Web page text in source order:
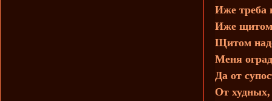
Иже треба
Иже щитом
Щитом
Меня
Да от
От